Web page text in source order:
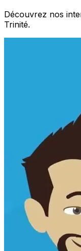
Découvrez nos
Trinité.